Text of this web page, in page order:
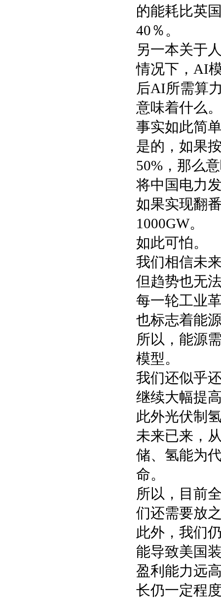
的能耗比英
40％。
另一本关于
情况下，AI
后AI所需算
意味着什么
事实如此简
是的，如果
50%，那么
将中国电力
如果实现翻
1000GW。
如此可怕。
我们相信未
但趋势也无
每一轮工业
也标志着能
所以，能源
模型。
我们还似乎
继续大幅提
此外光伏制
未来已来，
储、氢能为
命。
所以，目前
们还需要放
此外，我们
能导致美国
盈利能力远
长仍一定程